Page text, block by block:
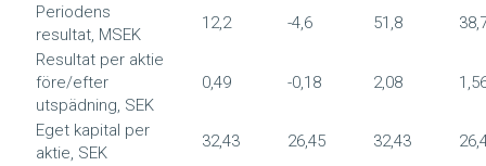
Periodens
resultat, MSEK
12,2 -4,6 51,8
Resultat per aktie
före/efter
utspädning, SEK
0,49 -0,18 2,08
Eget kapital per
aktie, SEK
32,43 26,45 32,43